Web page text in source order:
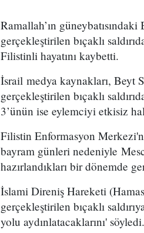
Ramallah’ın
gerçekleştirilen bıçaklı
Filistinli hayatını kaybetti.
İsrail medya kaynakları, Beyt
gerçekleştirilen bıçaklı
3’ünün ise eylemciyi etkisiz
Filistin Enformasyon
bayram günleri nedeniyle
hazırlandıkları bir dönemde
İslami Direniş Hareketi
gerçekleştirilen bıçaklı
yolu aydınlatacaklarını' söyledi.